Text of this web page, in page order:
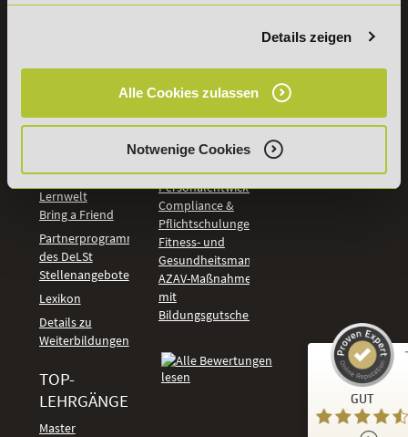
Details zeigen
Alle Cookies zulassen
Notwenige Cookies
Bildungsgutschein
Check
Online Campus -
persönliche
Lernwelt
Bring a Friend
Partnerprogramm
des DeLSt
Stellenangebote
Lexikon
Details zu
Weiterbildungen
TOP-
LEHRGÄNGE
Master
Rechnungswesen
Marketing und
Vertrieb
Kommunikation
und Coaching
Management und
Personalentwicklung
Compliance &
Pflichtschulungen
Fitness- und
Gesundheitsmanagement
AZAV-Maßnahmen
mit
Bildungsgutschein
GUT
Kundenbewertungen und Erfahrungen zu
DeLSt - Deutsches eLearning Studieninstitut